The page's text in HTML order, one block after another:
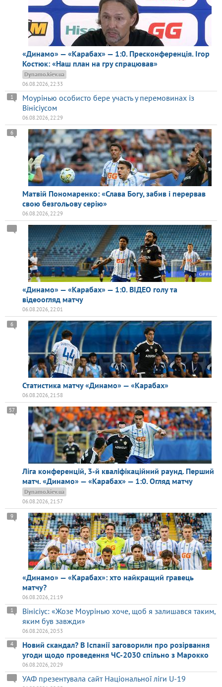
«Динамо» — «Карабах» — 1:0. Пресконференція. Ігор
Костюк: «Наш план на гру спрацював»
Dynamo.kiev.ua
06.08.2026, 22:33
Моурінью особисто бере участь у перемовинах із
Вінісіусом
1
06.08.2026, 22:29
Матвій Пономаренко: «Слава Богу, забив і перервав
свою безгольову серію»
6
06.08.2026, 22:29
«Динамо» — «Карабах» — 1:0. ВІДЕО голу та
відеоогляд матчу
06.08.2026, 22:01
Статистика матчу «Динамо» — «Карабах»
6
06.08.2026, 21:58
Ліга конференцій, 3-й кваліфікаційний раунд. Перший
матч. «Динамо» — «Карабах» — 1:0. Огляд матчу
57
Dynamo.kiev.ua
06.08.2026, 21:57
«Динамо» — «Карабах»: хто найкращий гравець
матчу?
9
06.08.2026, 21:19
Вінісіус: «Жозе Моурінью хоче, щоб я залишався таким,
яким був завжди»
1
06.08.2026, 20:53
Новий скандал? В Іспанії заговорили про розірвання
угоди щодо проведення ЧС-2030 спільно з Марокко
4
06.08.2026, 20:29
УАФ презентувала сайт Національної ліги U-19